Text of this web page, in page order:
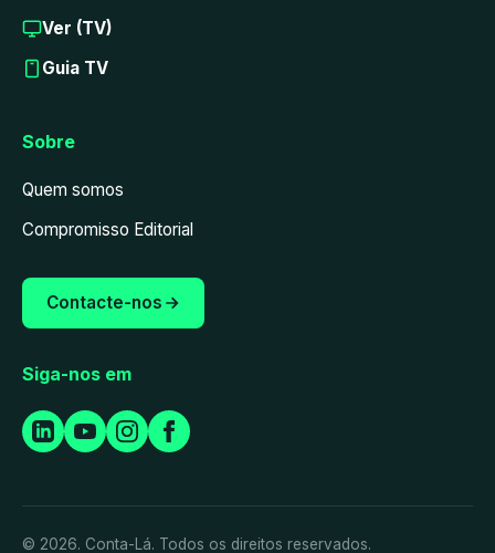
Ver (TV)
Guia TV
Sobre
Quem somos
Compromisso Editorial
Contacte-nos
Siga-nos em
© 2026. Conta-Lá. Todos os direitos reservados.